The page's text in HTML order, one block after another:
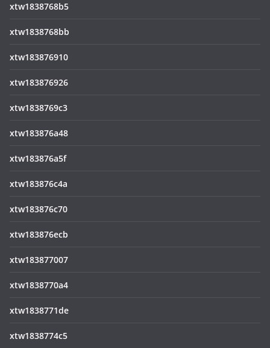
xtw1838768b5
xtw1838768bb
xtw183876910
xtw183876926
xtw1838769c3
xtw183876a48
xtw183876a5f
xtw183876c4a
xtw183876c70
xtw183876ecb
xtw183877007
xtw1838770a4
xtw1838771de
xtw1838774c5